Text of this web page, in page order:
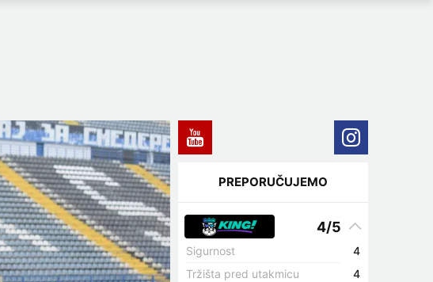
PREPORUČUJEMO
4/5
Sigurnost
4
Tržišta pred utakmicu
4